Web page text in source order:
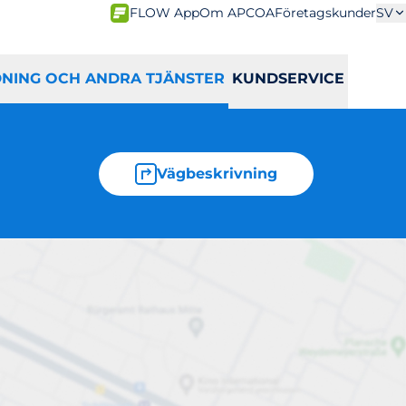
FLOW AppOm APCOAFöretagskunderSV
OCH ANDRA TJÄNSTER KUNDSERVICE
Vägbeskrivning